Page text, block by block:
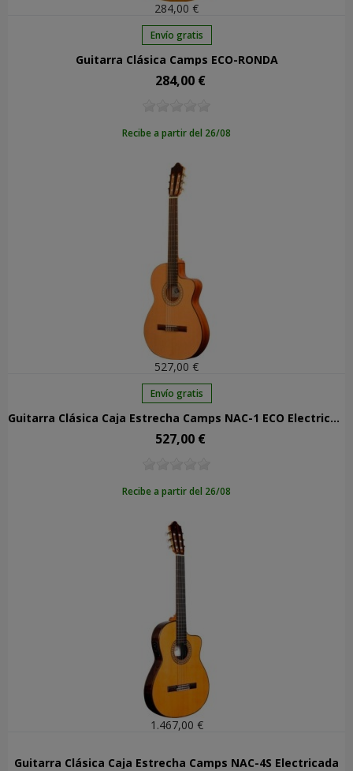
284,00 €
Envío gratis
Guitarra Clásica Camps ECO-RONDA
Precio
284,00 €
Recibe a partir del 26/08
527,00 €
Envío gratis
Guitarra Clásica Caja Estrecha Camps NAC-1 ECO Electrificada
Precio
527,00 €
Recibe a partir del 26/08
1.467,00 €
Guitarra Clásica Caja Estrecha Camps NAC-4S Electrificada